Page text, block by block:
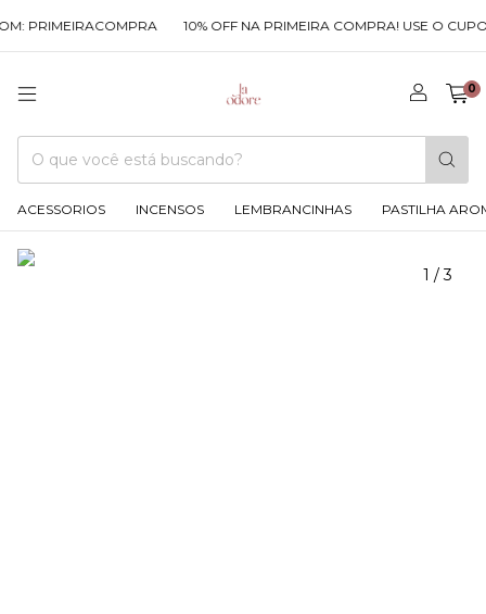
PRIMEIRACOMPRA 10% OFF NA PRIMEIRA COMPRA! USE O
0
ACESSORIOS INCENSOS LEMBRANCINHAS PASTILHA
1 /3